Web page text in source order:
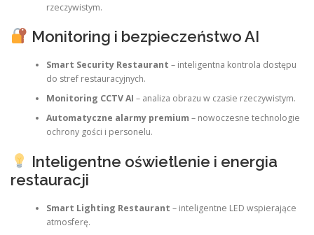
rzeczywistym.
Monitoring i bezpieczeństwo AI
Smart Security Restaurant – inteligentna kontrola dostępu
do stref restauracyjnych.
Monitoring CCTV AI – analiza obrazu w czasie rzeczywistym.
Automatyczne alarmy premium – nowoczesne technologie
ochrony gości i personelu.
Inteligentne oświetlenie i energia
restauracji
Smart Lighting Restaurant – inteligentne LED wspierające
atmosferę.